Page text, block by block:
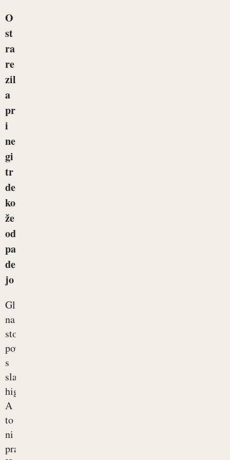
O
st
ra
re
zil
a
pr
i
ne
gi
tr
de
ko
že
od
pa
de
jo
Glivice
na
stopalih
povezujemo
s
slabo
higieno.
A
to
ni
prav.